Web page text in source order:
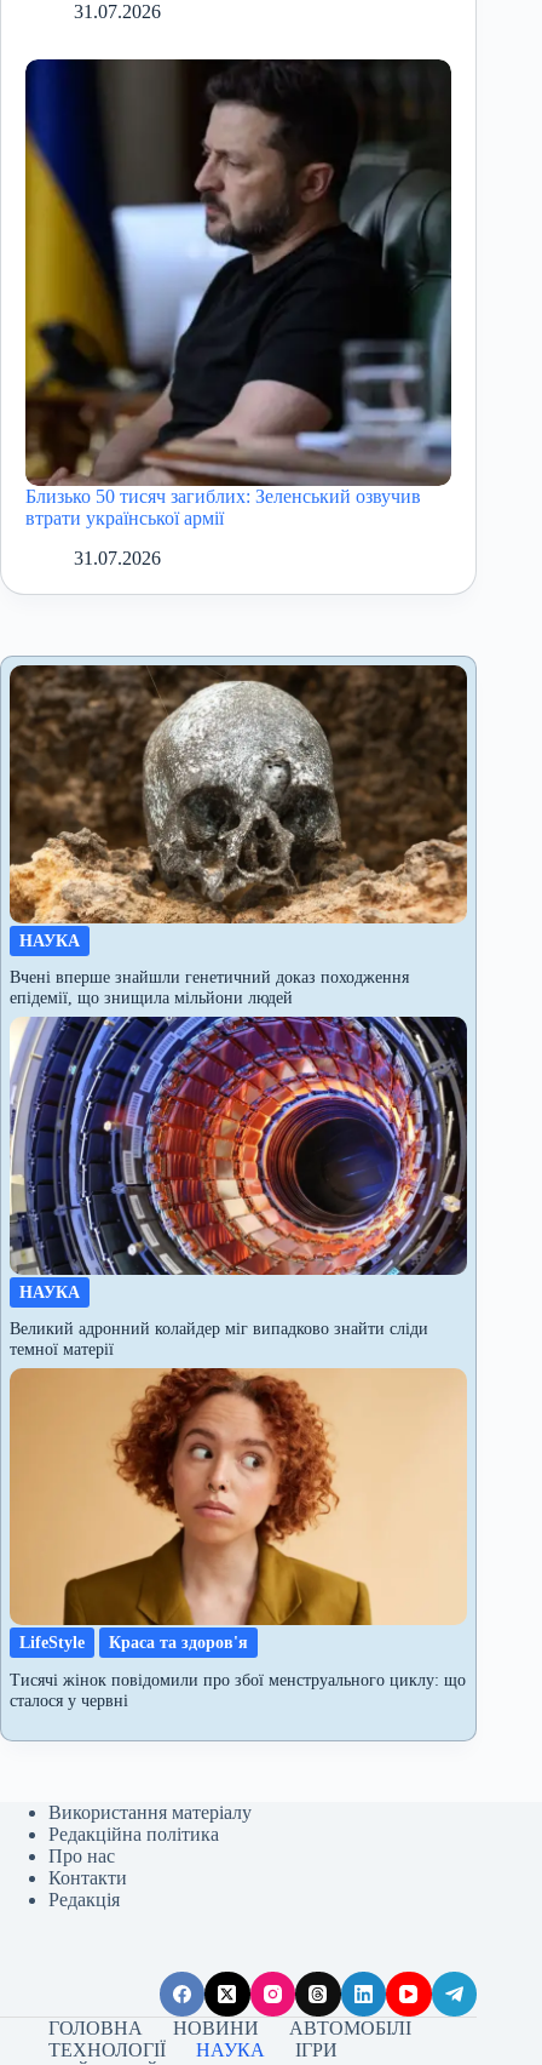
31.07.2026
Близько 50 тисяч загиблих: Зеленський озвучив
втрати української армії
31.07.2026
НАУКА
Вчені вперше знайшли генетичний доказ походження
епідемії, що знищила мільйони людей
НАУКА
Великий адронний колайдер міг випадково знайти сліди
темної матерії
LifeStyle
Краса та здоров'я
Тисячі жінок повідомили про збої менструального циклу: що
сталося у червні
Використання матеріалу
Редакційна політика
Про нас
Контакти
Редакція
ГОЛОВНА НОВИНИ
АВТОМОБІЛІ
ТЕХНОЛОГІЇ
НАУКА
ІГРИ